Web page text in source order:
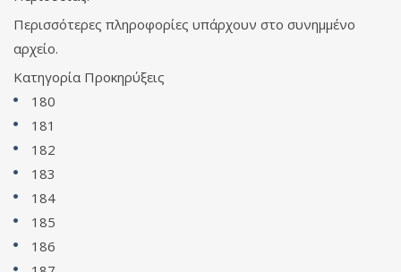
Περισσότερες πληροφορίες υπάρχουν στο συνημμένο
αρχείο.
Κατηγορία Προκηρύξεις
180
181
182
183
184
185
186